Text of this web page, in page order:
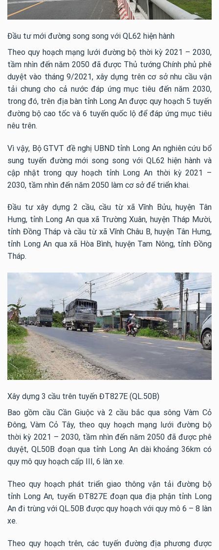
Đầu tư mới đường song song với QL62 hiện hành
Theo quy hoạch mạng lưới đường bộ thời kỳ 2021 – 2030,
tầm nhìn đến năm 2050 đã được Thủ tướng Chính phủ phê
duyệt vào tháng 9/2021, xây dựng trên cơ sở nhu cầu vận
tải chung cho cả nước đáp ứng mục tiêu đến năm 2030,
trong đó, trên địa bàn tỉnh Long An được quy hoạch 5 tuyến
đường bộ cao tốc và 6 tuyến quốc lộ để đáp ứng mục tiêu
nêu trên.
Vì vậy, Bộ GTVT đề nghị UBND tỉnh Long An nghiên cứu bổ
sung tuyến đường mới song song với QL62 hiện hành và
cập nhật trong quy hoạch tỉnh Long An thời kỳ 2021 –
2030, tầm nhìn đến năm 2050 làm cơ sở để triển khai.
Đầu tư xây dựng 2 cầu, cầu từ xã Vĩnh Bửu, huyện Tân
Hưng, tỉnh Long An qua xã Trường Xuân, huyện Tháp Mười,
tỉnh Đồng Tháp và cầu từ xã Vĩnh Châu B, huyện Tân Hưng,
tỉnh Long An qua xã Hòa Bình, huyện Tam Nông, tỉnh Đồng
Tháp.
Xây dựng 3 cầu trên tuyến ĐT827E (QL.50B)
Bao gồm cầu Cần Giuộc và 2 cầu bắc qua sông Vàm Cỏ
Đông, Vàm Cỏ Tây, theo quy hoạch mạng lưới đường bộ
thời kỳ 2021 – 2030, tầm nhìn đến năm 2050 đã được phê
duyệt, QL50B đoạn qua tỉnh Long An dài khoảng 36km có
quy mô quy hoạch cấp III, 6 làn xe.
Theo quy hoạch phát triển giao thông vận tải đường bộ
tỉnh Long An, tuyến ĐT827E đoạn qua địa phận tỉnh Long
An đi trùng với QL.50B được quy hoạch với quy mô 6 – 8 làn
xe.
Theo quy hoạch trên, các tuyến đường địa phương được